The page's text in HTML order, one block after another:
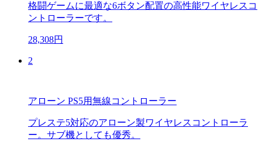
格闘ゲームに最適な6ボタン配置の高性能ワイヤレスコ
ントローラーです。
28,308円
2
アローン PS5用無線コントローラー
プレステ5対応のアローン製ワイヤレスコントローラ
ー。サブ機としても優秀。